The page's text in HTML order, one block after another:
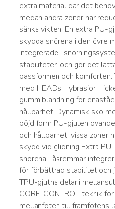
extra material där det
medan andra zoner har
sänka vikten. En extra PU-
skydda snörena i den övre
integrerade i
stabiliteten och gör det
passformen och
med HEADs Hybrasion+
gummiblandning för
hållbarhet. Dynamisk sko
böjd form PU-gjuten
och hållbarhet; vissa zoner
skydd vid glidning Extra
snörena Låsremmar
för förbättrad stabilitet och
TPU-gjutna delar i
CORE-CONTROL-teknik
mellanfoten till framfotens